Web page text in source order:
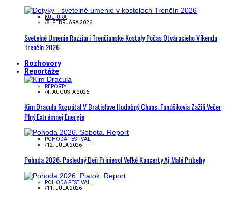
KULTÚRA
/8. FEBRUÁRA 2026
Svetelné Umenie Rozžiari Trenčianske Kostoly Počas Otváracieho Víkendu
Trenčín 2026
Rozhovory
Reportáže
REPORTY
/4. AUGUSTA 2026
Kim Dracula Rozpútal V Bratislave Hudobný Chaos. Fanúšikovia Zažili Večer
Plný Extrémnej Energie
POHODA FESTIVAL
/12. JÚLA 2026
Pohoda 2026: Posledný Deň Priniesol Veľké Koncerty Aj Malé Príbehy
POHODA FESTIVAL
/11. JÚLA 2026